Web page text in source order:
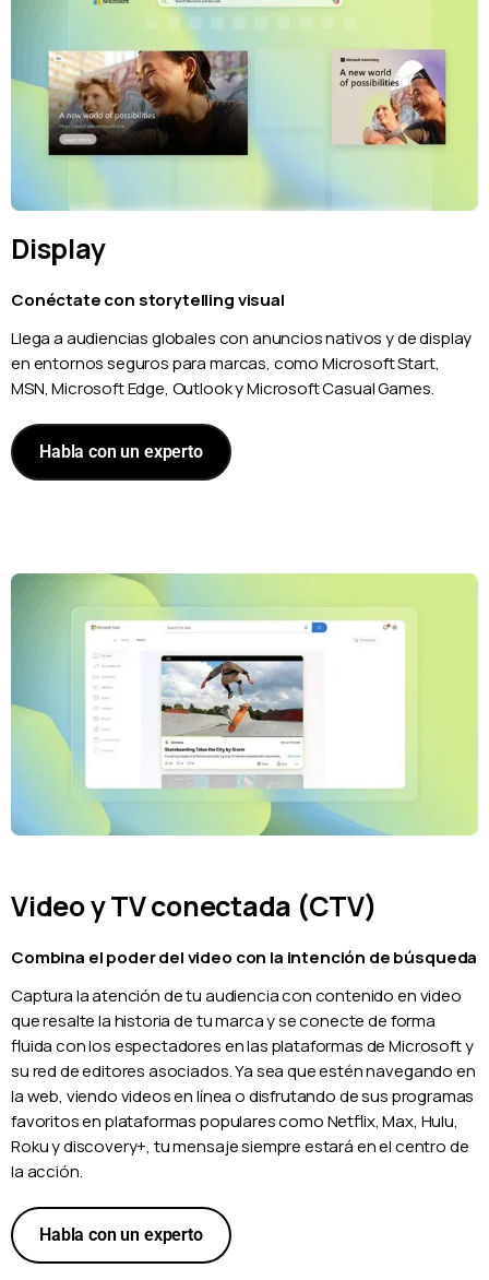
Display
Conéctate con storytelling visual
Llega a audiencias globales con anuncios nativos y de display
en entornos seguros para marcas, como Microsoft Start,
MSN, Microsoft Edge, Outlook y Microsoft Casual Games.
Habla con un experto
Video y TV conectada (CTV)
Combina el poder del video con la intención de búsqueda
Captura la atención de tu audiencia con contenido en video
que resalte la historia de tu marca y se conecte de forma
fluida con los espectadores en las plataformas de Microsoft y
su red de editores asociados. Ya sea que estén navegando en
la web, viendo videos en línea o disfrutando de sus programas
favoritos en plataformas populares como Netflix, Max, Hulu,
Roku y discovery+, tu mensaje siempre estará en el centro de
la acción.
Habla con un experto